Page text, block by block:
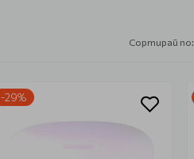
Сортирай по:
-29%